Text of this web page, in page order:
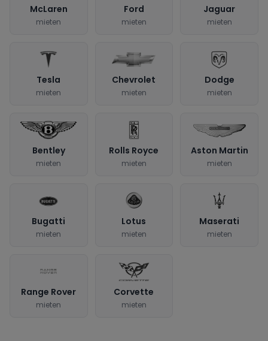
McLaren
mieten
Ford
mieten
Jaguar
mieten
Tesla
mieten
Chevrolet
mieten
Dodge
mieten
Bentley
mieten
Rolls Royce
mieten
Aston Martin
mieten
Bugatti
mieten
Lotus
mieten
Maserati
mieten
Range Rover
mieten
Corvette
mieten